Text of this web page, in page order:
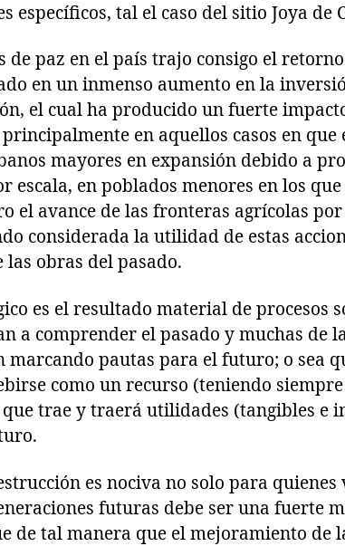
específicos, tal el caso del sitio Joya de
de paz en el país trajo consigo el
en un inmenso aumento en la
el cual ha producido un fuerte
en aquellos casos en que
mayores en expansión debido a
escala, en poblados menores en los
el avance de las fronteras agrícolas
considerada la utilidad de estas
obras del pasado.
es el resultado material de procesos
a comprender el pasado y muchas de
marcando pautas para el futuro; o sea
como un recurso (teniendo
trae y traerá utilidades (tangibles e
es nociva no solo para
futuras debe ser una fuerte
de tal manera que el mejoramiento de